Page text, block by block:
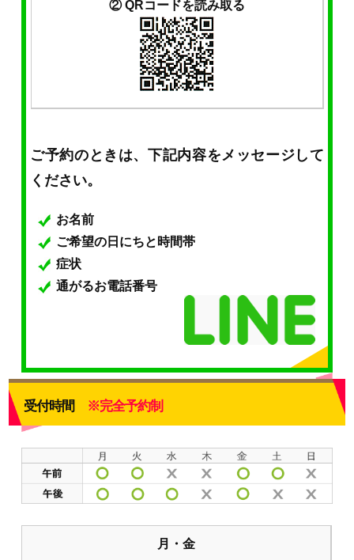
② QRコードを読み取る
ご予約のときは、下記内容をメッセージして
ください。
お名前
ご希望の日にちと時間帯
症状
通がるお電話番号
受付時間 ※完全予約制
月・金